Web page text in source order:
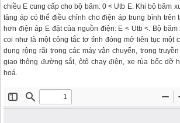
chiều E cung cấp cho bộ băm: 0 < Utb E. Khi bộ băm
tăng áp có thể điều chỉnh cho điện áp trung bình trên
hơn điện áp E đặt của nguồn điện: E < Utb <. Bộ
coi như là một công tắc tơ tĩnh đóng mở liên tục một
dụng rộng rãi trong các máy vận chuyển, trong
giao thông đường sắt, ôtô chạy điện, xe rùa bốc dỡ
hoá.